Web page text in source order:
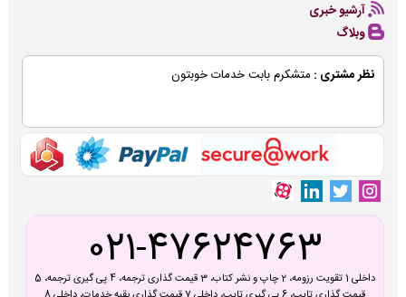
آرشیو خبری
وبلاگ
نظر مشتری : متشکرم بابت خدمات خوبتون
021-47624763
داخلی 1 تقویت رزومه، 2 چاپ و نشر کتاب، 3 قیمت گذاری ترجمه، 4 پی گیری ترجمه، 5